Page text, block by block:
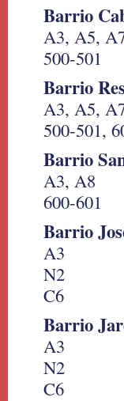
Barrio
A3, A5,
500-501
Barrio
A3, A5,
500-501,
Barrio
A3, A8
600-601
Barrio
A3
N2
C6
Barrio
A3
N2
C6